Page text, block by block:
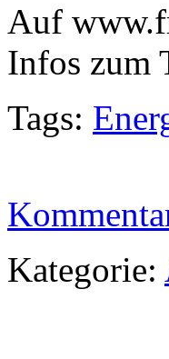
Auf
Infos zum
Tags:
Kategorie: